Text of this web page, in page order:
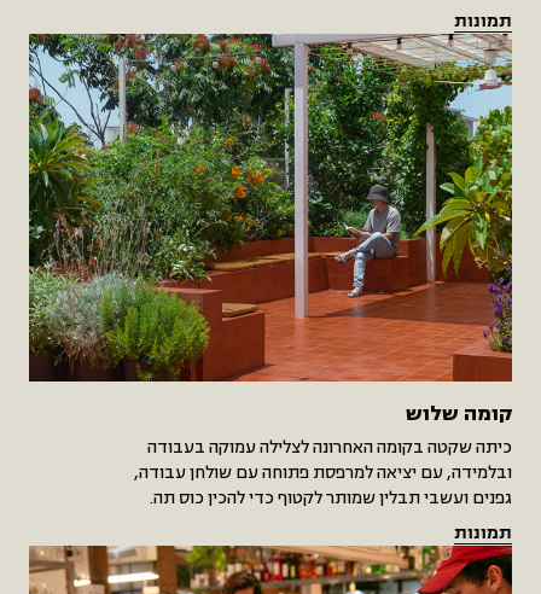
תמונות
קומה שלוש
כיתה שקטה בקומה האחרונה לצלילה עמוקה בעבודה
ובלמידה, עם יציאה למרפסת פתוחה עם שולחן עבודה,
גפנים ועשבי תבלין שמותר לקטוף כדי להכין כוס תה.
תמונות